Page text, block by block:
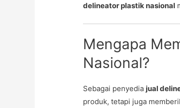
delineator plastik nasional
Mengapa
Nasional?
Sebagai penyedia jual
produk, tetapi juga